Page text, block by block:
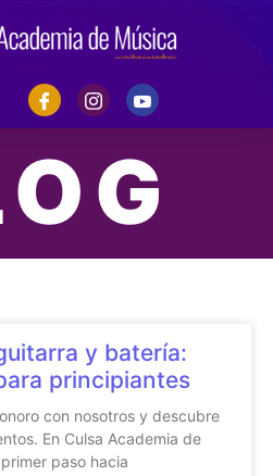
y batería:
principiantes
con nosotros y descubre
En Culsa Academia de
paso hacia